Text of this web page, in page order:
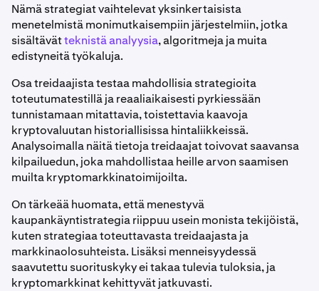
Nämä strategiat vaihtelevat yksinkertaisista
menetelmistä monimutkaisempiin järjestelmiin, jotka
sisältävätteknistä analyysia, algoritmeja ja muita
edistyneitä työkaluja.
Osa treidaajista testaa mahdollisia strategioita
toteutumatestillä ja reaaliaikaisesti pyrkiessään
tunnistamaan mitattavia, toistettavia kaavoja
kryptovaluutan historiallisissa hintaliikkeissä.
Analysoimalla näitä tietoja treidaajat toivovat saavansa
kilpailuedun, joka mahdollistaa heille arvon saamisen
muilta kryptomarkkinatoimijoilta.
On tärkeää huomata, että menestyvä
kaupankäyntistrategia riippuu usein monista tekijöistä,
kuten strategiaa toteuttavasta treidaajasta ja
markkinaolosuhteista. Lisäksi menneisyydessä
saavutettu suorituskyky ei takaa tulevia tuloksia, ja
kryptomarkkinat kehittyvät jatkuvasti.